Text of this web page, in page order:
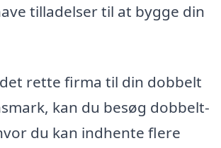
tilladelser til at bygge din
rette firma til din dobbelt
kan du besøg dobbelt-
du kan indhente flere